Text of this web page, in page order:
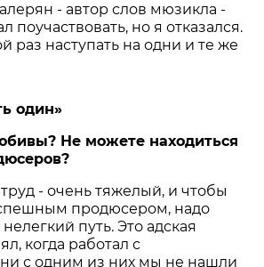
- автор слов мюзикла -
поучаствовать, но я отказался.
раз наступать на одни и те же
один»
Не можете находиться
- очень тяжелый, и чтобы
продюсером, надо
путь. Это адская
когда работал с
с одним из них мы не нашли